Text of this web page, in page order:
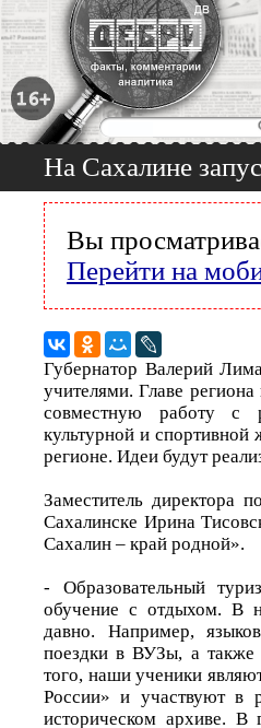
На Сахалине
Вы
Перейти на
Губернатор Валерий
учителями. Главе
совместную работу с
культурной и спортивной
регионе. Идеи будут
Заместитель
Сахалинске Ирина
Сахалин – край родной».
- Образовательный
обучение с отдыхом. В
давно. Например,
поездки в ВУЗы, а также
того, наши ученики
России» и участвуют в
историческом архиве.